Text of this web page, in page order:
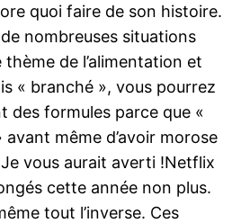
quoi faire de son histoire.
nombreuses situations
thème de l’alimentation et
« branché », vous pourrez
des formules parce que «
avant même d’avoir morose
vous aurait averti !Netflix
cette année non plus.
tout l’inverse. Ces